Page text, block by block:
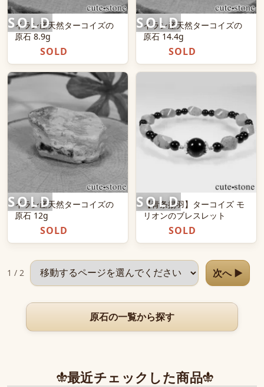
イラン産天然ターコイズの
原石 8.9g
イラン産天然ターコイズの
原石 14.4g
イラン産天然ターコイズの
原石 12g
【青条揚羽】ターコイズ モ
リオンのブレスレット
1 / 2
ページを選択 次へ ▶
原石の一覧から探す
最近チェックした商品